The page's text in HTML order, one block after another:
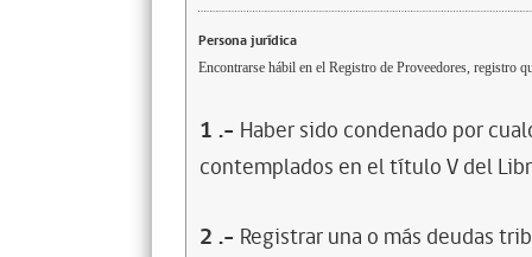
Persona jurídica
Encontrarse hábil en el Registro de Proveedores, registro
1 .- Haber sido condenado por
contemplados en el título V del
2 .- Registrar una o más deudas